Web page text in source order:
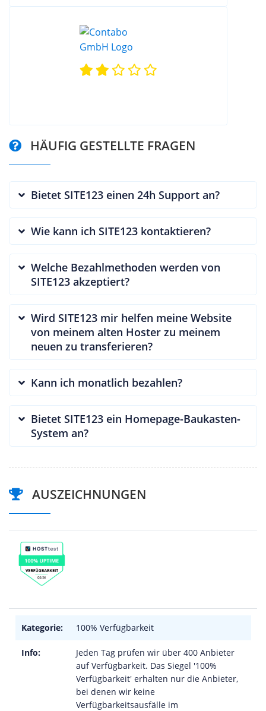
HÄUFIG GESTELLTE FRAGEN
Bietet SITE123 einen 24h Support an?
Wie kann ich SITE123 kontaktieren?
Welche Bezahlmethoden werden von
SITE123 akzeptiert?
Wird SITE123 mir helfen meine Website
von meinem alten Hoster zu meinem
neuen zu transferieren?
Kann ich monatlich bezahlen?
Bietet SITE123 ein Homepage-Baukasten-
System an?
AUSZEICHNUNGEN
Kategorie: 100% Verfügbarkeit
Info:
Jeden Tag prüfen wir über 400 Anbieter
auf Verfügbarkeit. Das Siegel '100%
Verfügbarkeit' erhalten nur die Anbieter,
bei denen wir keine
Verfügbarkeitsausfälle im